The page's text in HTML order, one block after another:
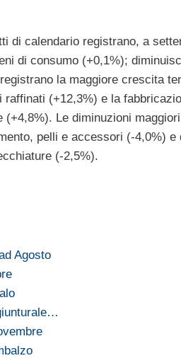
di calendario registrano, a
di consumo (+0,1%);
la maggiore crescita
(+12,3%) e la
Le diminuzioni
pelli e accessori (-4,0%)
(-2,5%).
Agosto